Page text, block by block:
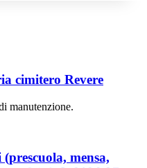
cimitero Revere
manutenzione.
mensa,